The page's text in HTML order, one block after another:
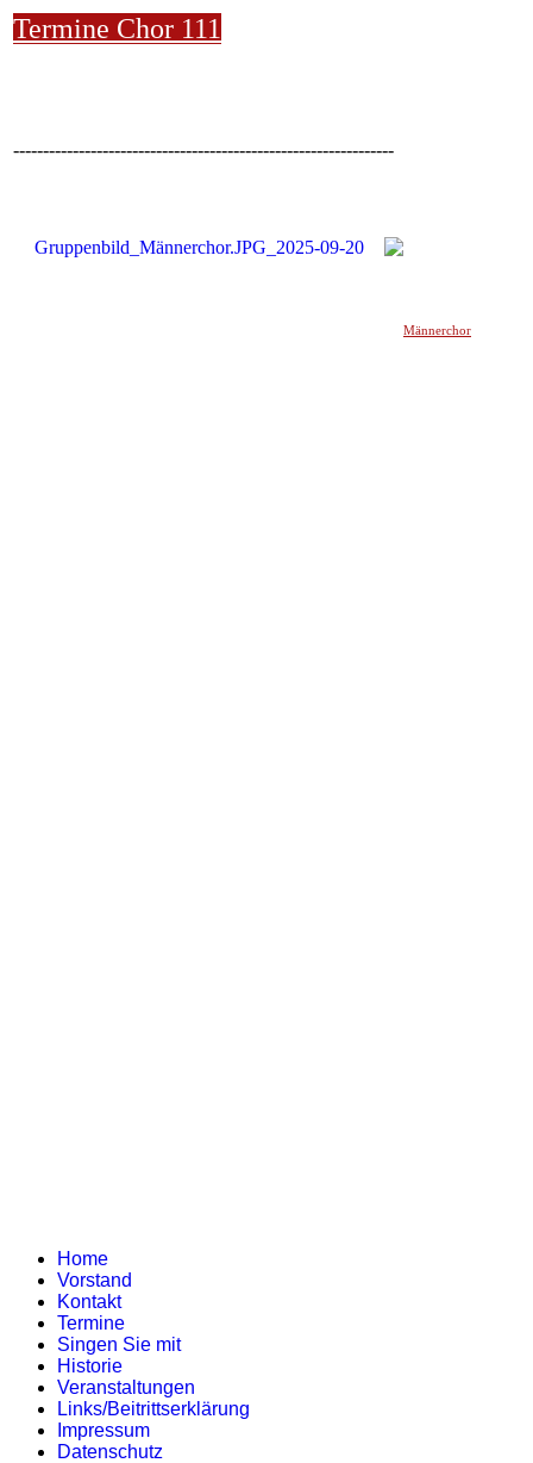
Termine Chor 111
----------------------------------------------------------------
Männerchor
Home
Vorstand
Kontakt
Termine
Singen Sie mit
Historie
Veranstaltungen
Links/Beitrittserklärung
Impressum
Datenschutz